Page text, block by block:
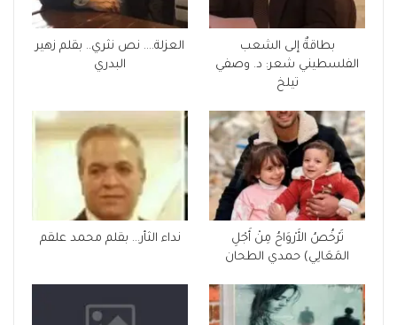
بطاقةٌ إلى الشعب
الفلسطيني شعر: د. وصفي
تيلخ
العزلة…. نص نثري.. بقلم زهير
البدري
تَرْخُصُ الأَرْوَاحُ مِنْ أَجْلِ
المَعَالِي) حمدي الطحان
نداء الثأر… بقلم محمد علقم